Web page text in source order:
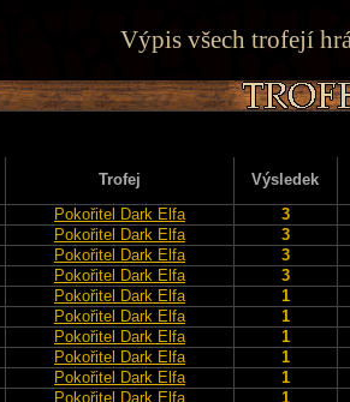
Výpis všech trofejí
Trofej
Výsledek
Pokořitel Dark Elfa
3
Pokořitel Dark Elfa
3
Pokořitel Dark Elfa
3
Pokořitel Dark Elfa
3
Pokořitel Dark Elfa
1
Pokořitel Dark Elfa
1
Pokořitel Dark Elfa
1
Pokořitel Dark Elfa
1
Pokořitel Dark Elfa
1
Pokořitel Dark Elfa
1